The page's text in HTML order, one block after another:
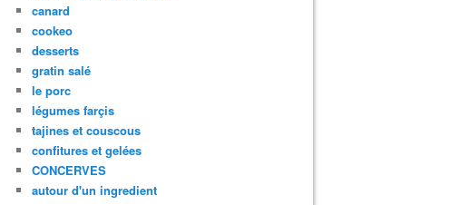
canard
cookeo
desserts
gratin salé
le porc
légumes farçis
tajines et couscous
confitures et gelées
CONCERVES
autour d'un ingredient